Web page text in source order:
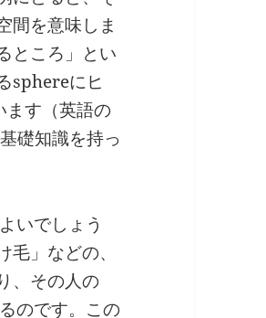
間を意味しま
ところ」とい
sphereにヒ
す（英語の
礎知識を持っ
いでしょう
」などの、
、その人の
のです。この